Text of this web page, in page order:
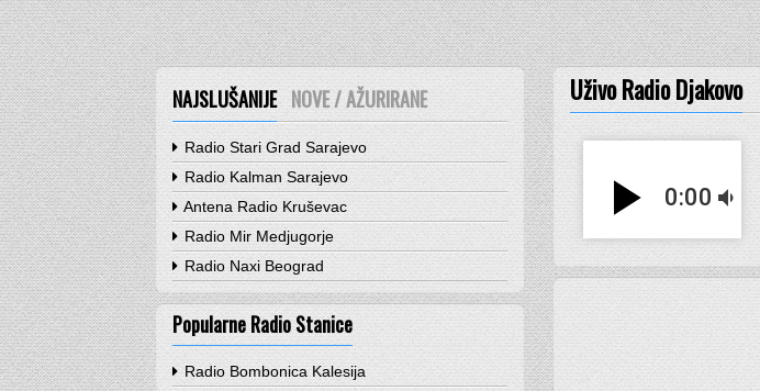
Uživo Radio Djakovo
play_arrow 0:00 volume_down
NAJSLUŠANIJE NOVE / AŽURIRANE
Radio Stari Grad Sarajevo
Radio Kalman Sarajevo
Antena Radio Kruševac
Radio Mir Medjugorje
Radio Naxi Beograd
Popularne Radio Stanice
Radio Bombonica Kalesija